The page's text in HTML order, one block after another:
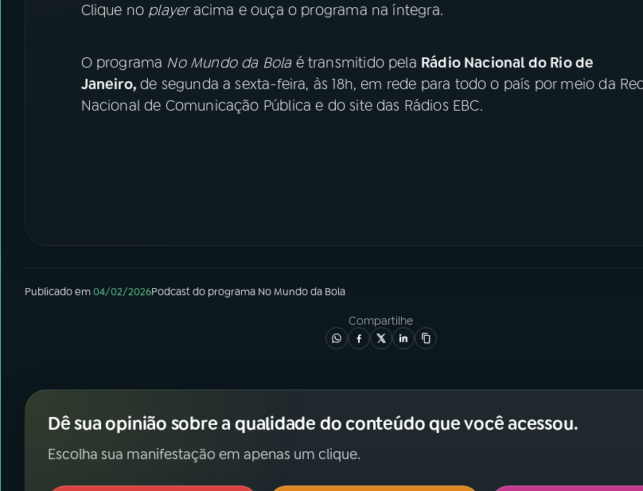
Clique no playeracima e ouça o programa na íntegra.
O programa No Mundo da Bolaé transmitido pela Rádio Nacional do Rio de
Janeiro,de segunda a sexta-feira, às 18h, em rede para todo o país por meio da
Nacional de Comunicação Pública e do site das Rádios EBC.
Publicado em04/02/2026Podcastdo programa No Mundo da Bola
Compartilhe
Dê sua opinião sobre a qualidade do conteúdo que você acessou.
Escolha sua manifestação em apenas um clique.